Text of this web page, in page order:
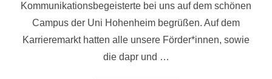
Kommunikationsbegeisterte bei uns auf dem schönen
Campus der Uni Hohenheim begrüßen. Auf dem
Karrieremarkt hatten alle unsere Förder*innen, sowie
die dapr und …